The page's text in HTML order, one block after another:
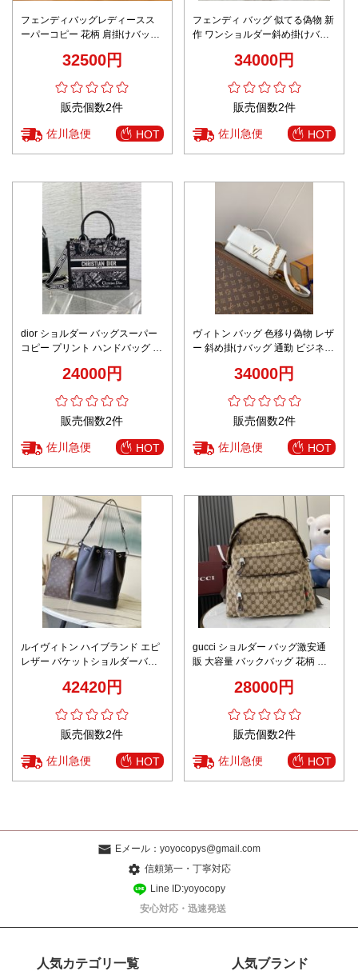
フェンディバッグレディースス
ーパーコピー 花柄 肩掛けバッグ
32500円
販売個数2件
佐川急便 HOT
フェンディ バッグ 似てる偽物 新
作 ワンショルダー斜め掛けバケ
様 ブラウン34000円
販売個数2件
佐川急便 HOT
dior ショルダー バッグスーパー
コピー プリント ハンドバッグ 大
24000円
販売個数2件
佐川急便 HOT
ヴィトン バッグ 色移り偽物 レザ
ー 斜め掛けバッグ 通勤 ビジネス
34000円
販売個数2件
佐川急便 HOT
ルイヴィトン ハイブランド エピ
レザー バケットショルダーバッ
42420円
販売個数2件
佐川急便 HOT
gucci ショルダー バッグ激安通
販 大容量 バックバッグ 花柄 レ
28000円
販売個数2件
佐川急便 HOT
Eメール： yoyocopys@gmail.com
信頼第一・丁寧対応
Line ID:yoyocopy
安心対応・迅速発送
人気カテゴリ一覧 人気ブランド